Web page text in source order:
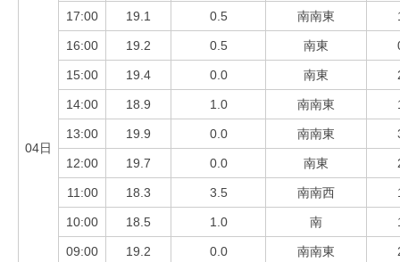
04日
17:00 19.1 0.5 南南東
16:00 19.2 0.5 南東
15:00 19.4 0.0 南東
14:00 18.9 1.0 南南東
13:00 19.9 0.0 南南東
12:00 19.7 0.0 南東
11:00 18.3 3.5 南南西
10:00 18.5 1.0 南
09:00 19.2 0.0 南南東